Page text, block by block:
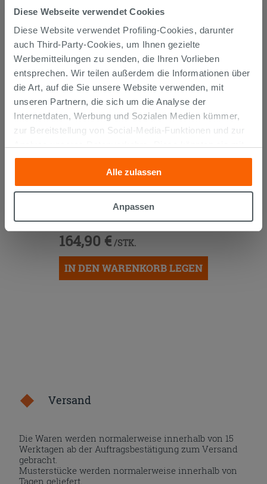
Diese Webseite verwendet Cookies
Diese Website verwendet Profiling-Cookies, darunter
auch Third-Party-Cookies, um Ihnen gezielte
Werbemitteilungen zu senden, die Ihren Vorlieben
entsprechen. Wir teilen außerdem die Informationen über
die Art, auf die Sie unsere Website verwenden, mit
unseren Partnern, die sich um die Analyse der
Internetdaten, Werbung und Sozialen Medien kümmer,
zur Bereitstellung von Social-Media-Funktionen und zur
anderen Informationen, die Sie ihnen geliefert haben oder
die sie aufgrund Ihrer Verwendung ihrer Dienste
gesammelt haben, kombinieren. Falls Sie mehr wissen
möchten oder Ihre Zustimmung zu allen oder einigen
Zustimmung kann durch Klicken auf die Schaltfläche
„Cookies akzeptieren“ gegeben werden. Wenn Sie auf
die Schaltfläche "X" klicken, können Sie das Surfen erst
nach der Installation der technischen Cookies fortsetzen.
Alle zulassen
Anpassen
GEKAUFT HABEN, KAUFTEN
AUCH...
UNITOP QUBO 120X48 cm HARZ
WEISS GLÄNZEND
164,90 € /STK.
IN DEN WARENKORB LEGEN
Versand
Die Waren werden normalerweise innerhalb von 15
Werktagen ab der Auftragsbestätigung zum Versand
gebracht.
Musterstücke werden normalerweise innerhalb von
Tagen geliefert.